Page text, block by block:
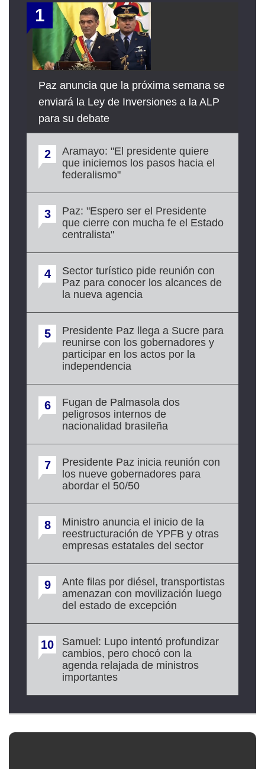
1
Paz anuncia que la próxima semana se
enviará la Ley de Inversiones a la ALP
para su debate
2
Aramayo: "El presidente quiere
que iniciemos los pasos hacia el
federalismo"
3
Paz: "Espero ser el Presidente
que cierre con mucha fe el Estado
centralista"
4
Sector turístico pide reunión con
Paz para conocer los alcances de
la nueva agencia
5
Presidente Paz llega a Sucre para
reunirse con los gobernadores y
participar en los actos por la
independencia
6
Fugan de Palmasola dos
peligrosos internos de
nacionalidad brasileña
7
Presidente Paz inicia reunión con
los nueve gobernadores para
abordar el 50/50
8
Ministro anuncia el inicio de la
reestructuración de YPFB y otras
empresas estatales del sector
9
Ante filas por diésel, transportistas
amenazan con movilización luego
del estado de excepción
10
Samuel: Lupo intentó profundizar
cambios, pero chocó con la
agenda relajada de ministros
importantes